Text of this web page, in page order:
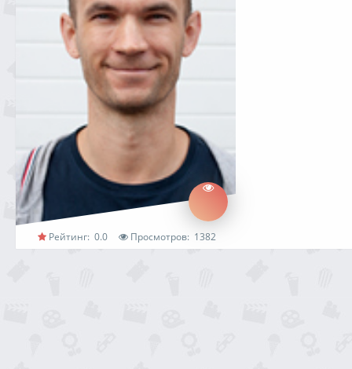
Рейтинг: 0.0 Просмотров: 1382